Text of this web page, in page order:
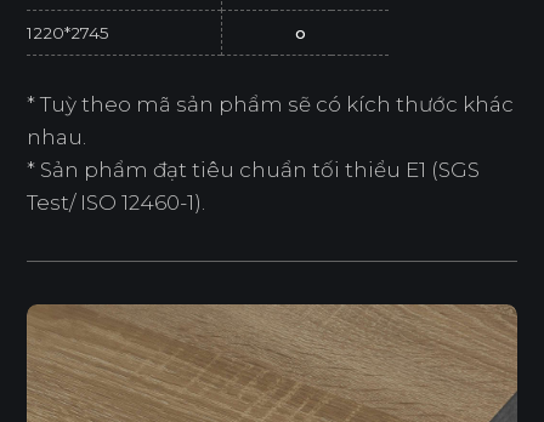
1220*2745 o
* Tuỳ theo mã sản phẩm sẽ có kích thước khác
nhau.
* Sản phẩm đạt tiêu chuẩn tối thiểu E1 (SGS
Test/ ISO 12460-1).